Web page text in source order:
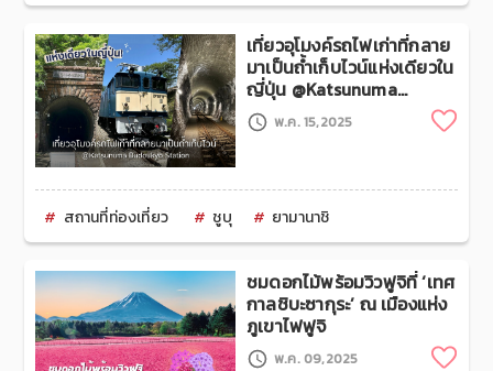
เที่ยวอุโมงค์รถไฟเก่าที่กลาย
มาเป็นถ้ำเก็บไวน์แห่งเดียวใน
ญี่ปุ่น @Katsunuma
Budoukyo Station
พ.ค. 15,2025
สถานที่ท่องเที่ยว ชูบุ ยามานาชิ
ชมดอกไม้พร้อมวิวฟูจิที่ ‘เทศ
กาลชิบะซากุระ’ ณ เมืองแห่ง
ภูเขาไฟฟูจิ
พ.ค. 09,2025